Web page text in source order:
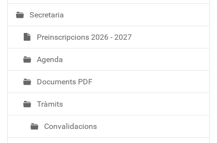
e
g
a
Secretaria
Preinscripcions 2026 - 2027
Agenda
Documents PDF
Tràmits
Convalidacions